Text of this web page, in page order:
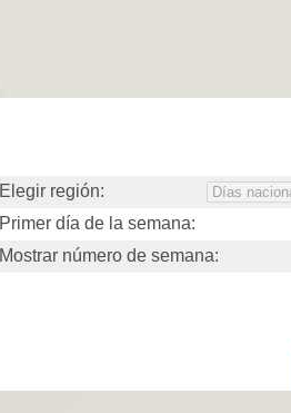
Elegir región:
Primer día de la semana:
Mostrar número de semana: